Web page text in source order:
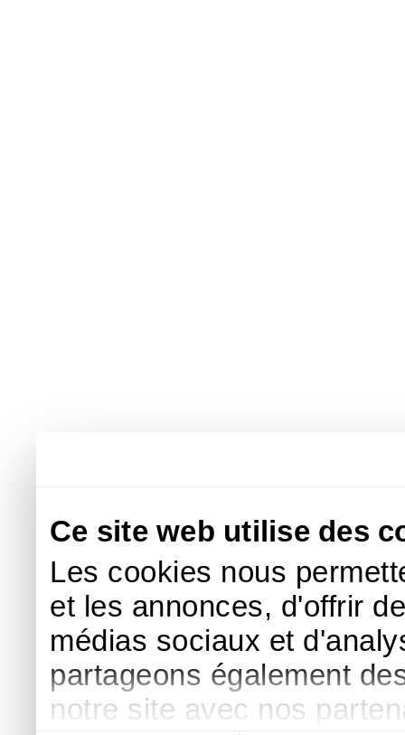
Ce site web utilise des
Les cookies nous
et les annonces, d'offrir
médias sociaux et
partageons également
notre site avec nos